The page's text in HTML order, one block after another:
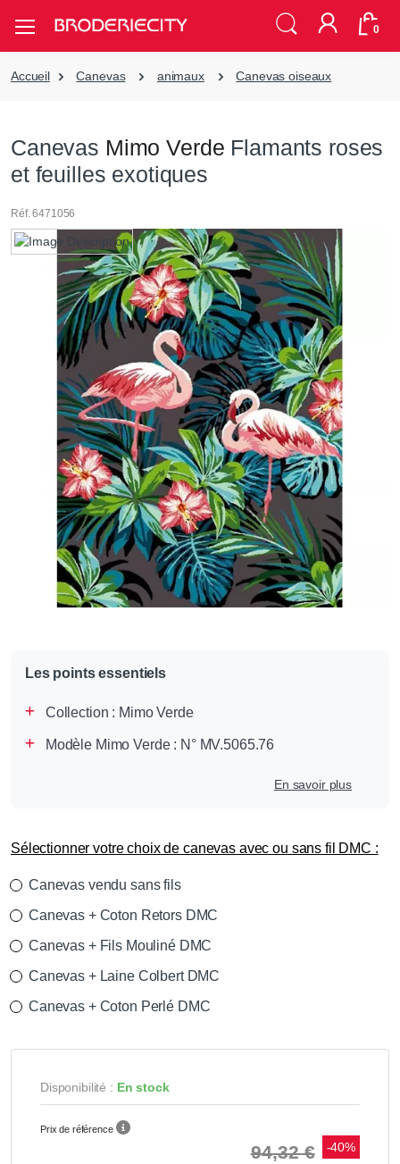
0
Accueil Canevas animaux Canevas oiseaux
Canevas Mimo Verde Flamants roses
et feuilles exotiques
Réf. 6471056
Les points essentiels
Collection : Mimo Verde
Modèle Mimo Verde : N° MV.5065.76
En savoir plus
Sélectionner votre choix de canevas avec ou sans fil DMC :
Canevas vendu sans fils
Canevas + Coton Retors DMC
Canevas + Fils Mouliné DMC
Canevas + Laine Colbert DMC
Canevas + Coton Perlé DMC
Disponibilité : En stock
Prix de référence
94,32 € -40%